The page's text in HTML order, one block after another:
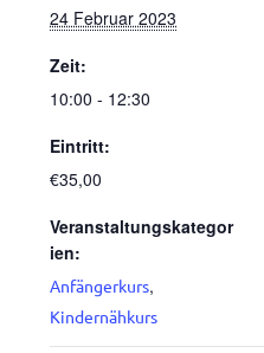
24 Februar 2023
Zeit:
10:00 - 12:30
Eintritt:
€35,00
Veranstaltungskategor
ien:
Anfängerkurs,
Kindernähkurs